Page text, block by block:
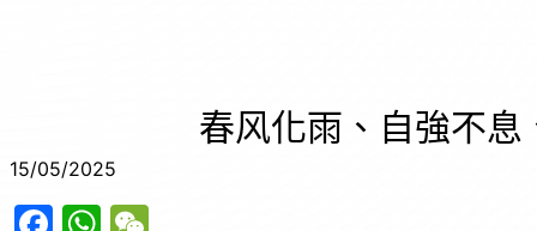
春风化雨、自強不
15/05/2025